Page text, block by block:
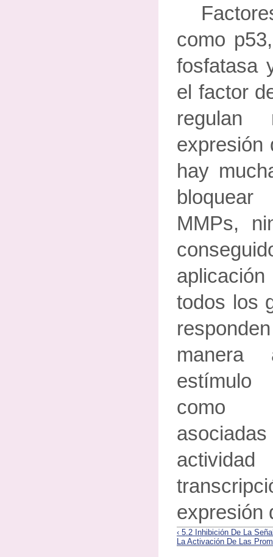
como
fosfatasa
el factor
regulan
expresión
hay
MMPs,
todos los
manera
como
asociadas
expresión
‹ 5.2 Inhibición De La
La Activación De Las